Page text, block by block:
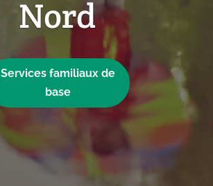
Nord
Services familiaux de
base